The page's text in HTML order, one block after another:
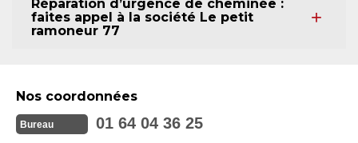
Réparation d’urgence de cheminée :
faites appel à la société Le petit
ramoneur 77
Nos coordonnées
Bureau 01 64 04 36 25